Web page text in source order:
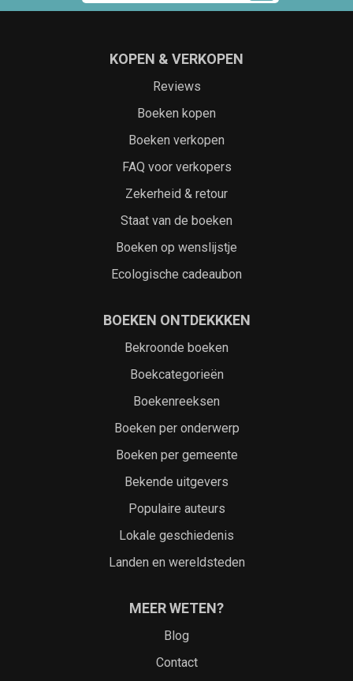
KOPEN & VERKOPEN
Reviews
Boeken kopen
Boeken verkopen
FAQ voor verkopers
Zekerheid & retour
Staat van de boeken
Boeken op wenslijstje
Ecologische cadeaubon
BOEKEN ONTDEKKKEN
Bekroonde boeken
Boekcategorieën
Boekenreeksen
Boeken per onderwerp
Boeken per gemeente
Bekende uitgevers
Populaire auteurs
Lokale geschiedenis
Landen en wereldsteden
MEER WETEN?
Blog
Contact